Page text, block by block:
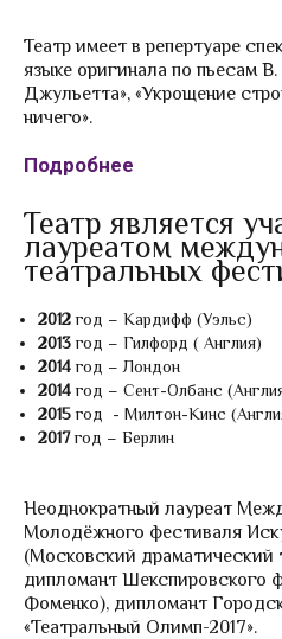
Театр имеет в репертуаре
языке оригинала по пьесам
Джульетта», «Укрощение
ничего».
Подробнее
Театр является
лауреатом
театральных
2012год – Кардифф (Уэльс)
2013год – Гилфорд ( Англия)
2014год – Лондон
2014год – Сент-Олбанс
2015год - Милтон-Кинс
2017год – Берлин
Неоднократный лауреат
Молодёжного фестиваля
(Московский драматический
дипломант Шекспировского
Фоменко), дипломант
«Театральный Олимп-2017».